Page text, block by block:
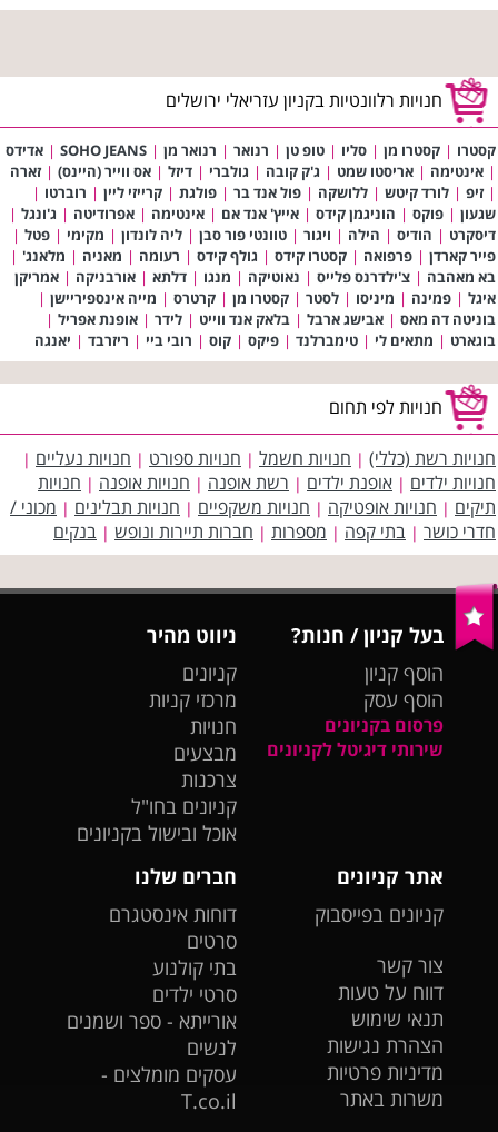
חנויות רלוונטיות בקניון עזריאלי ירושלים
קסטרו | קסטרו מן | סליו | טופ טן | רנואר | רנואר מן |
SOHO JEANS
| אדידס
| אינטימה | אריסטו שמט | ג'ק קובה | גולברי | דיזל | אס ווייר (היינס) | זארה
| זיפ | לורד קיטש | ללושקה | פול אנד בר | פולגת | קרייזי ליין | רוברטו |
שגעון | פוקס | הוניגמן קידס | אייץ' אנד אם | אינטימה | אפרודיטה | ג'ונגל |
דיסקרט | הודיס | הילה | ויגור | טוונטי פור סבן | ליה לונדון | מקימי | פטל |
פייר קארדן | פרפואה | קסטרו קידס | גולף קידס | רעומה | מאניה | מלאנג' |
בא מאהבה | צ'ילדרנס פלייס | נאוטיקה | מנגו | דלתא | אורבניקה | אמריקן
איגל | פמינה | מיניסו | לסטר | קסטרו מן | קרטרס | מייה אינספיריישן |
בוניטה דה מאס | אבישג ארבל | בלאק אנד ווייט | לידר | אופנת אפריל |
בוגארט | מתאים לי | טימברלנד | פיקס | קוס | רובי ביי | ריזרבד | יאנגה
חנויות לפי תחום
חנויות רשת (כללי) | חנויות חשמל | חנויות ספורט | חנויות נעליים |
חנויות ילדים | אופנת ילדים | רשת אופנה | חנויות אופנה | חנויות
תיקים | חנויות אופטיקה | חנויות משקפיים | חנויות תבלינים | מכוני /
חדרי כושר | בתי קפה | מספרות | חברות תיירות ונופש | בנקים
בעל קניון / חנות?
הוסף קניון
הוסף עסק
פרסום בקניונים
שירותי דיגיטל לקניונים
ניווט מהיר
קניונים
מרכזי קניות
חנויות
מבצעים
צרכנות
קניונים בחו"ל
אוכל ובישול בקניונים
אתר קניונים
קניונים בפייסבוק
צור קשר
דווח על טעות
תנאי שימוש
הצהרת נגישות
מדיניות פרטיות
משרות באתר
חברים שלנו
דוחות אינסטגרם
סרטים
בתי קולנוע
סרטי ילדים
אורייתא - ספר ושמנים
לנשים
עסקים מומלצים -
T.co.il